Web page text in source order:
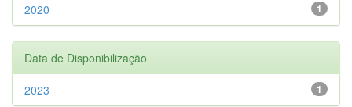
1
2020
Data de Disponibilização
1
2023